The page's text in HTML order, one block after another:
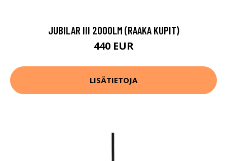
JUBILAR III 2000LM (RAAKA KUPIT)
440 EUR
LISÄTIETOJA